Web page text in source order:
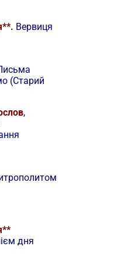
Вервиця
(Старий
,
дня